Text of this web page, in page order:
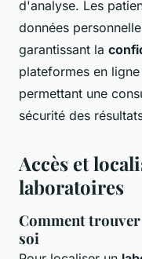
d'analyse. Les
données
garantissant la
plateformes en
permettant une
sécurité des
Accès et
laboratoires
Comment
soi